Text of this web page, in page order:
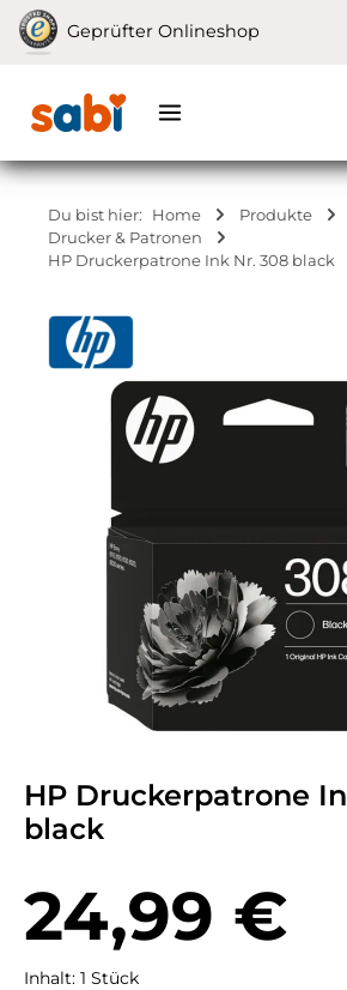
Zum Hauptinhalt springen
Geprüfter Onlineshop
Du bist hier: Home Produkte
Drucker & Patronen
HP Druckerpatrone Ink Nr. 308 black
Bildergalerie überspringen
HP Druckerpatrone
black
24,99 €
Inhalt: 1 Stück